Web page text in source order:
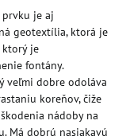
je aj
geotextília, ktorá je
ktorý je
fontány.
veľmi dobre odoláva
koreňov, čiže
nádoby na
Má dobrú nasiakavú